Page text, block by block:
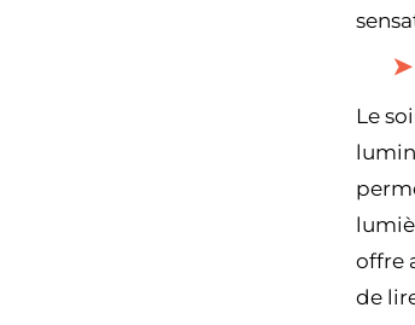
Le
offre
de